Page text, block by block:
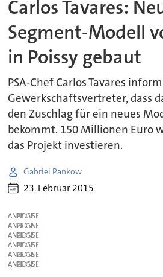
Carlos Tavares:
Segment-Modell
in Poissy gebaut
PSA-Chef Carlos Tavares
Gewerkschaftsvertreter, dass
den Zuschlag für ein neues
bekommt. 150 Millionen Euro
das Projekt investieren.
Gabriel Pankow
23. Februar 2015
ANZEIGE
ANZEIGE
ANZEIGE
ANZEIGE
ANZEIGE
ANZEIGE